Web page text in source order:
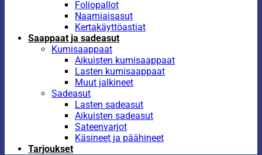
Foliopallot
Naamiaisasut
Kertakäyttöastiat
Saappaat ja sadeasut
Kumisaappaat
Aikuisten kumisaappaat
Lasten kumisaappaat
Muut jalkineet
Sadeasut
Lasten sadeasut
Aikuisten sadeasut
Sateenvarjot
Käsineet ja päähineet
Tarjoukset